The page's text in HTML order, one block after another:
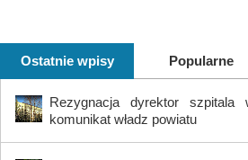
Ostatnie wpisy Popularne
Rezygnacja dyrektor szpitala
komunikat władz powiatu